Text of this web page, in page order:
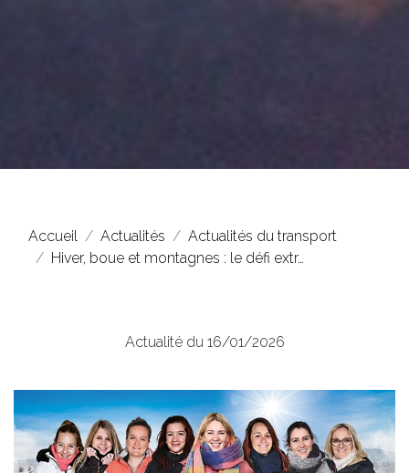
Accueil Actualités
Actualités du transport
Hiver, boue et montagnes : le défi extr…
Actualité du 16/01/2026